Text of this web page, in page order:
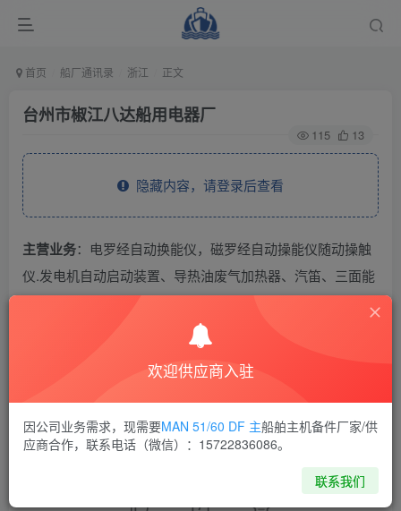
首页 船厂通讯录 浙江 正文
台州市椒江八达船用电器厂
115 13
隐藏内容，请登录后查看
主营业务：电罗经自动换能仪，磁罗经自动操能仪随动操触
仪.发电机自动启动装置、导热油废气加热器、汽笛、三面能
欢迎供应商入驻
因公司业务需求，现需要MAN 51/60 DF 主船舶主机备件厂家/供
应商合作，联系电话（微信）：15722836086。
联系我们